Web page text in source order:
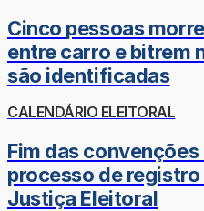
Cinco pessoas
entre carro e bitrem
são identificadas
CALENDÁRIO ELEITORAL
Fim das
processo de
Justiça Eleitoral